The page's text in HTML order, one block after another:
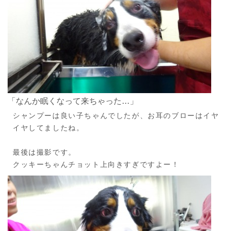
「なんか眠くなって来ちゃった…」
シャンプーは良い子ちゃんでしたが、お耳のブローはイヤ
イヤしてましたね。
最後は撮影です。
クッキーちゃんチョット上向きすぎですよー！